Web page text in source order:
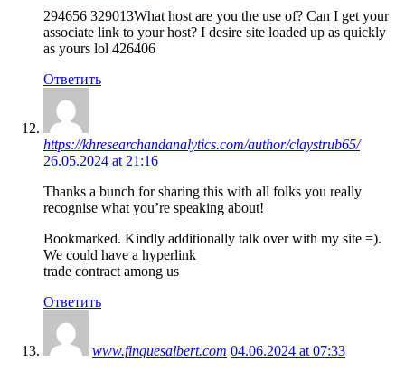
294656 329013What host are you the use of? Can I get your
associate link to your host? I desire site loaded up as quickly
as yours lol 426406
Ответить
https://khresearchandanalytics.com/author/claystrub65/
26.05.2024 at 21:16
Thanks a bunch for sharing this with all folks you really
recognise what you’re speaking about!
Bookmarked. Kindly additionally talk over with my site =).
We could have a hyperlink
trade contract among us
Ответить
www.finquesalbert.com 04.06.2024 at 07:33